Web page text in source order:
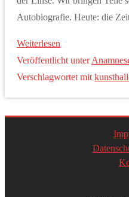
Autobiografie. Heute: die
Weiterlesen
Veröffentlicht unter
Verschlagwortet mit